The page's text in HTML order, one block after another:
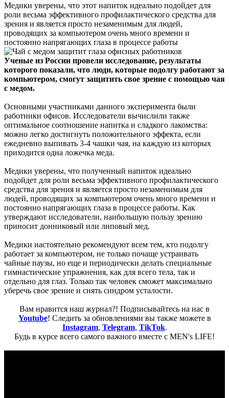
Медики уверены, что этот напиток идеально подойдет для
роли весьма эффективного профилактического средства для
зрения и является просто незаменимым для людей,
проводящих за компьютером очень много времени и
постоянно напрягающих глаза в процессе работы
Ученые из России провели исследование, результаты
которого показали, что люди, которые подолгу работают за
компьютером, смогут защитить свое зрение с помощью чая
с медом.
Основными участниками данного эксперимента были
работники офисов. Исследователи вычислили также
оптимальное соотношение напитка и сладкого лакомства:
можно легко достигнуть положительного эффекта, если
ежедневно выпивать 3-4 чашки чая, на каждую из которых
приходится одна ложечка меда.
Медики уверены, что полученный напиток идеально
подойдет для роли весьма эффективного профилактического
средства для зрения и является просто незаменимым для
людей, проводящих за компьютером очень много времени и
постоянно напрягающих глаза в процессе работы. Как
утверждают исследователи, наибольшую пользу зрению
приносит донниковый или липовый мед.
Медики настоятельно рекомендуют всем тем, кто подолгу
работает за компьютером, не только почаще устраивать
чайные паузы, но еще и периодически делать специальные
гимнастические упражнения, как для всего тела, так и
отдельно для глаз. Только так человек сможет максимально
уберечь свое зрение и снять синдром усталости.
Вам нравится наш журнал?! Подписывайтесь на нас в
Youtube! Следить за обновлениями вы также можете в
Instagram, Telegram, TikTok.
Будь в курсе всего самого важного вместе с MEN's LIFE!